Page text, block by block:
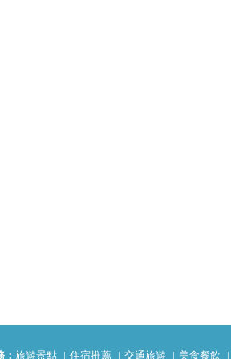
旅遊景點 住宿推薦 交通旅遊 美食餐飲